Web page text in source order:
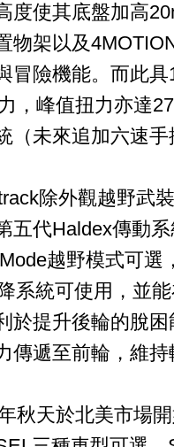
度使其底盤加高
物架以及
冒險機能。而此
，峰值扭力亦達
（未來追加六速手
除外觀越野武
五代Haldex傳動
越野模式可選
系統可使用，並
於提升後輪的脫
傳遞至前輪，維
秋天於北美市場